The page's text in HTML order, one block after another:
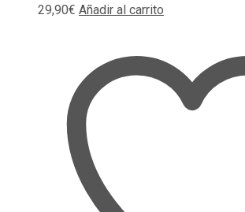
29,90€ Añadir al carrito